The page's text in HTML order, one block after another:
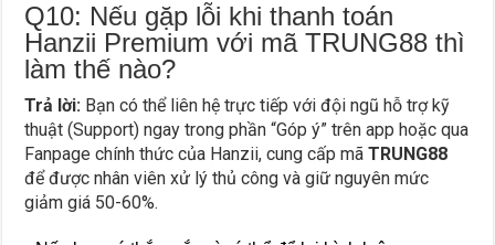
Q10: Nếu gặp lỗi khi thanh toán
Hanzii Premium với mã TRUNG88 thì
làm thế nào?
Trả lời: Bạn có thể liên hệ trực tiếp với đội ngũ hỗ trợ kỹ
thuật (Support) ngay trong phần “Góp ý” trên app hoặc qua
Fanpage chính thức của Hanzii, cung cấp mãTRUNG88
để được nhân viên xử lý thủ công và giữ nguyên mức
giảm giá 50-60%.